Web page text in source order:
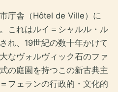
庁舎（Hôtel de Ville）に
これはルイ＝シャルル・ル
れ、19世紀の数十年かけて
なヴォルヴィック石のファ
の庭園を持つこの新古典主
フェランの行政的・文化的